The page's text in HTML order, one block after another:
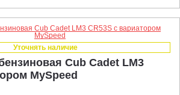
Уточнять наличие
Cub Cadet LM3
MySpeed